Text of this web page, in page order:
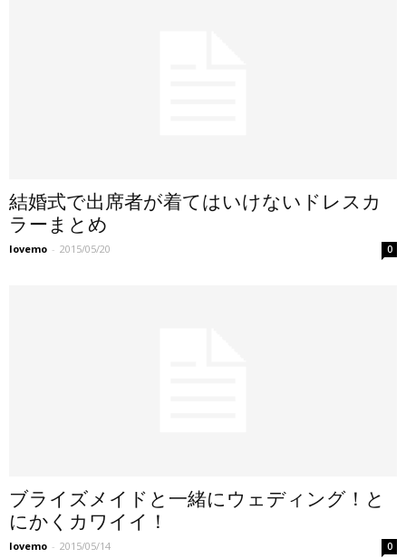
結婚式で出席者が着てはいけないドレスカ
ラーまとめ
lovemo - 2015/05/20 0
ブライズメイドと一緒にウェディング！と
にかくカワイイ！
lovemo - 2015/05/14 0